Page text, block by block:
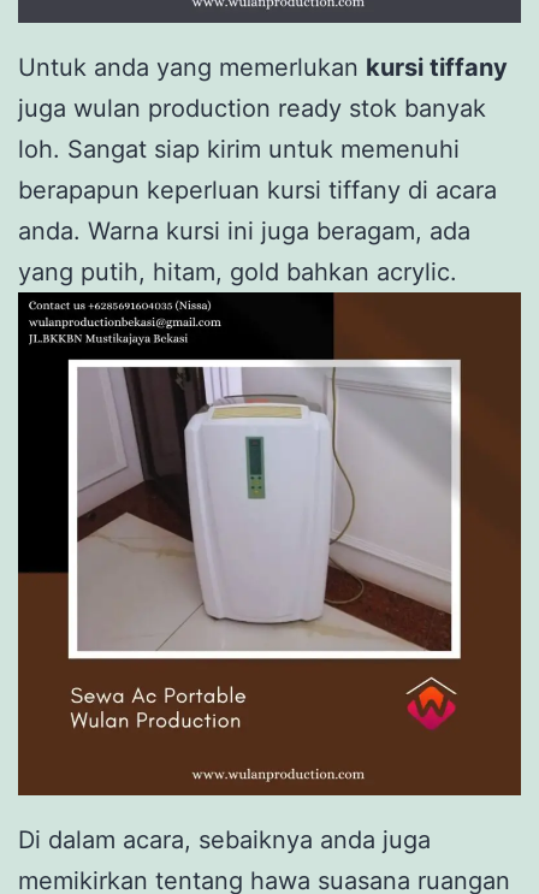
Untuk anda yang memerlukan kursi tiffany
juga wulan production ready stok banyak
loh. Sangat siap kirim untuk memenuhi
berapapun keperluan kursi tiffany di acara
anda. Warna kursi ini juga beragam, ada
yang putih, hitam, gold bahkan acrylic.
Di dalam acara, sebaiknya anda juga
memikirkan tentang hawa suasana ruangan